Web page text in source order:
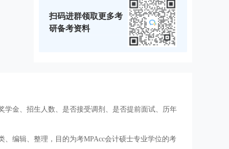
扫码进群领取更多考
研备考资料
学金、招生人数、是否接受调剂、是否提前面试、历年
编辑、整理，目的为考MPAcc会计硕士专业学位的考